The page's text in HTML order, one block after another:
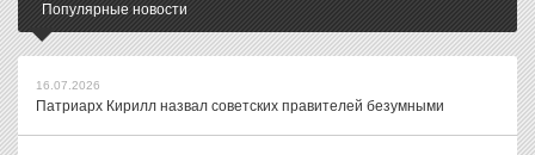
Популярные новости
16.07.2026
Патриарх Кирилл назвал советских правителей безумными